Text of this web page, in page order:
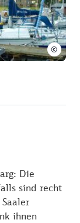
©
Die
sind recht
ihnen